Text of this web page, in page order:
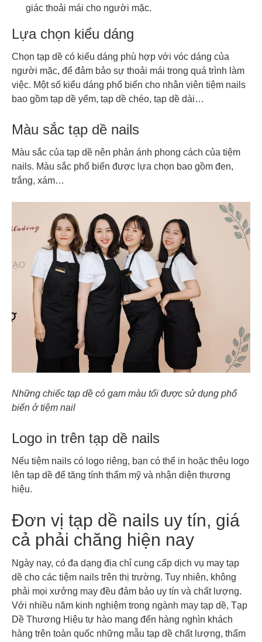
giác thoải mái cho người mặc.
Lựa chọn kiểu dáng
Chọn tạp dề có kiểu dáng phù hợp với vóc dáng của
người mặc, để đảm bảo sự thoải mái trong quá trình làm
việc. Một số kiểu dáng phổ biến cho nhân viên tiệm nails
bao gồm tạp dề yếm, tạp dề chéo, tạp dề dài…
Màu sắc tạp dề nails
Màu sắc của tạp dề nên phản ánh phong cách của tiệm
nails. Màu sắc phổ biến được lựa chọn bao gồm đen,
trắng, xám…
Những chiếc tạp dề có gam màu tối được sử dụng phổ
biến ở tiệm nail
Logo in trên tạp dề nails
Nếu tiệm nails có logo riêng, bạn có thể in hoặc thêu logo
lên tạp dề để tăng tính thẩm mỹ và nhận diện thương
hiệu.
Đơn vị tạp dề nails uy tín, giá
cả phải chăng hiện nay
Ngày nay, có đa dạng địa chỉ cung cấp dịch vụ may tạp
dề cho các tiệm nails trên thị trường. Tuy nhiên, không
phải mọi xưởng may đều đảm bảo uy tín và chất lượng.
Với nhiều năm kinh nghiệm trong ngành may tạp dề, Tạp
Dề Thương Hiệu tự hào mang đến hàng nghìn khách
hàng trên toàn quốc những mẫu tạp dề chất lượng, thẩm